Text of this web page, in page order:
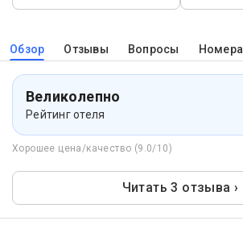
Обзор Отзывы Вопросы Номера
Великолепно
Рейтинг отеля
Хорошее цена/качество (9.0/10)
Читать 3 отзыва ›